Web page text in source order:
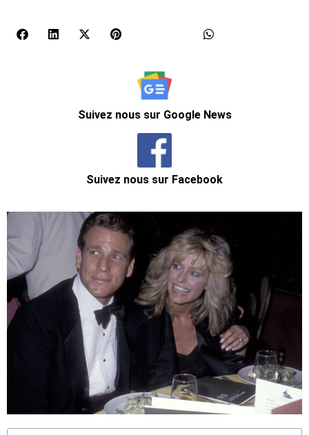
Suivez nous sur Google News
Suivez nous sur Facebook